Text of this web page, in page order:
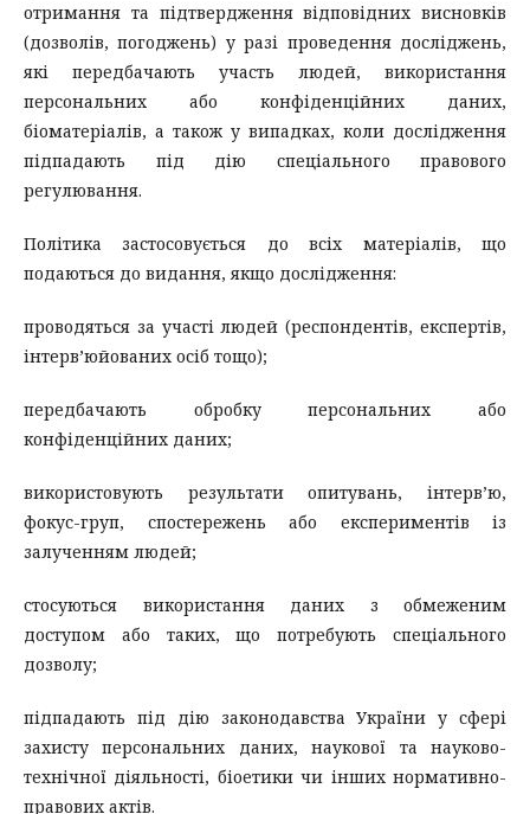
отримання та підтвердження відповідних висновків
(дозволів, погоджень) у разі проведення досліджень,
які передбачають участь людей, використання
персональних або конфіденційних даних,
біоматеріалів, а також у випадках, коли дослідження
підпадають під дію спеціального правового
регулювання.
Політика застосовується до всіх матеріалів, що
подаються до видання, якщо дослідження:
проводяться за участі людей (респондентів, експертів,
інтерв’юйованих осіб тощо);
передбачають обробку персональних або
конфіденційних даних;
використовують результати опитувань, інтерв’ю,
фокус-груп, спостережень або експериментів із
залученням людей;
стосуються використання даних з обмеженим
доступом або таких, що потребують спеціального
дозволу;
підпадають під дію законодавства України у сфері
захисту персональних даних, наукової та науково-
технічної діяльності, біоетики чи інших нормативно-
правових актів.